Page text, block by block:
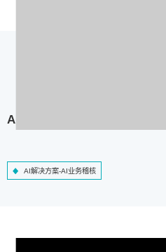
AI解决方案-AI业务稽核
AI解决方案-AI业务稽核